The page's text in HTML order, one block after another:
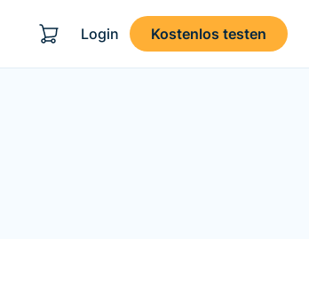
Login Kostenlos testen